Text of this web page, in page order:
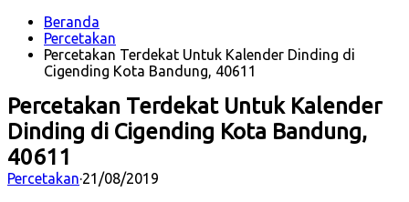
Beranda
Percetakan
Percetakan Terdekat Untuk Kalender Dinding di
Cigending Kota Bandung, 40611
Percetakan Terdekat Untuk Kalender
Dinding di Cigending Kota Bandung,
40611
Percetakan·21/08/2019